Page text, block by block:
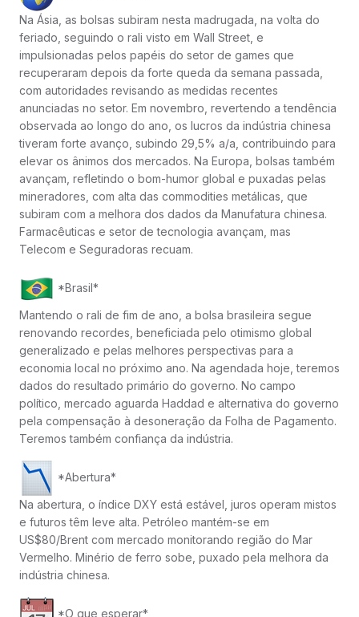
Na Ásia, as bolsas subiram nesta madrugada, na volta do
feriado, seguindo o rali visto em Wall Street, e
impulsionadas pelos papéis do setor de games que
recuperaram depois da forte queda da semana passada,
com autoridades revisando as medidas recentes
anunciadas no setor. Em novembro, revertendo a tendência
observada ao longo do ano, os lucros da indústria chinesa
tiveram forte avanço, subindo 29,5% a/a, contribuindo para
elevar os ânimos dos mercados. Na Europa, bolsas também
avançam, refletindo o bom-humor global e puxadas pelas
mineradores, com alta das commodities metálicas, que
subiram com a melhora dos dados da Manufatura chinesa.
Farmacêuticas e setor de tecnologia avançam, mas
Telecom e Seguradoras recuam.
*Brasil*
Mantendo o rali de fim de ano, a bolsa brasileira segue
renovando recordes, beneficiada pelo otimismo global
generalizado e pelas melhores perspectivas para a
economia local no próximo ano. Na agendada hoje, teremos
dados do resultado primário do governo. No campo
político, mercado aguarda Haddad e alternativa do governo
pela compensação à desoneração da Folha de Pagamento.
Teremos também confiança da indústria.
*Abertura*
Na abertura, o índice DXY está estável, juros operam mistos
e futuros têm leve alta. Petróleo mantém-se em
US$80/Brent com mercado monitorando região do Mar
Vermelho. Minério de ferro sobe, puxado pela melhora da
indústria chinesa.
*O que esperar*